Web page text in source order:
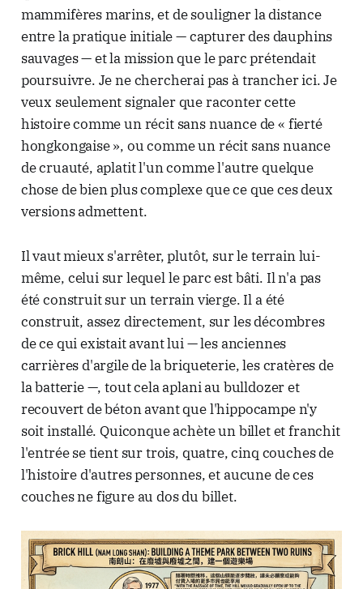
mammifères marins, et de souligner la distance
entre la pratique initiale — capturer des dauphins
sauvages — et la mission que le parc prétendait
poursuivre. Je ne chercherai pas à trancher ici. Je
veux seulement signaler que raconter cette
histoire comme un récit sans nuance de « fierté
hongkongaise », ou comme un récit sans nuance
de cruauté, aplatit l'un comme l'autre quelque
chose de bien plus complexe que ce que ces deux
versions admettent.
Il vaut mieux s'arrêter, plutôt, sur le terrain lui-
même, celui sur lequel le parc est bâti. Il n'a pas
été construit sur un terrain vierge. Il a été
construit, assez directement, sur les décombres
de ce qui existait avant lui — les anciennes
carrières d'argile de la briqueterie, les cratères de
la batterie —, tout cela aplani au bulldozer et
recouvert de béton avant que l'hippocampe n'y
soit installé. Quiconque achète un billet et franchit
l'entrée se tient sur trois, quatre, cinq couches de
l'histoire d'autres personnes, et aucune de ces
couches ne figure au dos du billet.